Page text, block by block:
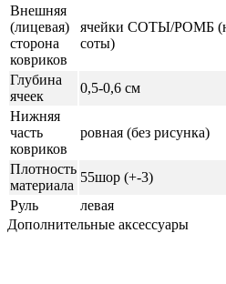
Внешняя
(лицевая)
сторона
ковриков
ячейки СОТЫ/РОМБ
соты)
Глубина
ячеек
0,5-0,6 см
Нижняя
часть
ковриков
ровная (без рисунка)
Плотность
материала
55шор (+-3)
Руль
левая
Дополнительные аксессуары